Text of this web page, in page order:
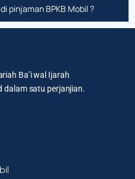
pinjaman BPKB Mobil ?
Ba’i wal Ijarah
dalam satu perjanjian.